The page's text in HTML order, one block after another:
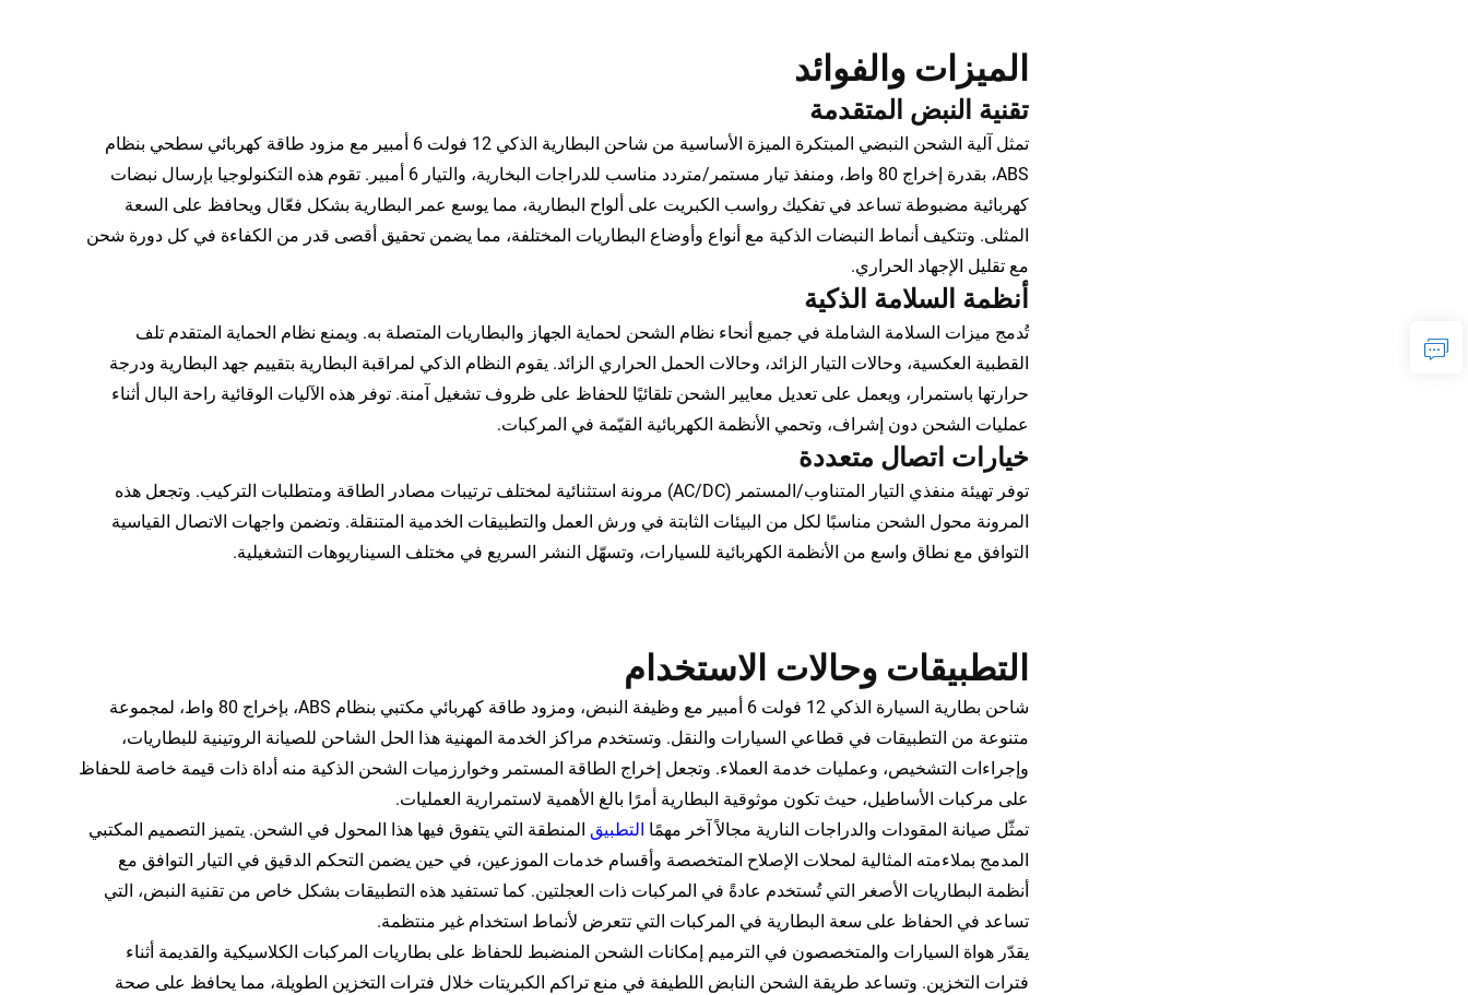
الميزات والفوائد
تقنية النبض المتقدمة
تمثل آلية الشحن النبضي المبتكرة الميزة الأساسية من شاحن البطارية الذكي 12 فولت 6 أمبير مع مزود طاقة كهربائي سطحي بنظام
ABS، بقدرة إخراج 80 واط، ومنفذ تيار مستمر/متردد مناسب للدراجات البخارية، والتيار 6 أمبير. تقوم هذه التكنولوجيا بإرسال نبضات
كهربائية مضبوطة تساعد في تفكيك رواسب الكبريت على ألواح البطارية، مما يوسع عمر البطارية بشكل فعّال ويحافظ على السعة
المثلى. وتتكيف أنماط النبضات الذكية مع أنواع وأوضاع البطاريات المختلفة، مما يضمن تحقيق أقصى قدر من الكفاءة في كل دورة شحن
مع تقليل الإجهاد الحراري.
أنظمة السلامة الذكية
تُدمج ميزات السلامة الشاملة في جميع أنحاء نظام الشحن لحماية الجهاز والبطاريات المتصلة به. ويمنع نظام الحماية المتقدم تلف
القطبية العكسية، وحالات التيار الزائد، وحالات الحمل الحراري الزائد. يقوم النظام الذكي لمراقبة البطارية بتقييم جهد البطارية ودرجة
حرارتها باستمرار، ويعمل على تعديل معايير الشحن تلقائيًا للحفاظ على ظروف تشغيل آمنة. توفر هذه الآليات الوقائية راحة البال أثناء
عمليات الشحن دون إشراف، وتحمي الأنظمة الكهربائية القيّمة في المركبات.
خيارات اتصال متعددة
توفر تهيئة منفذي التيار المتناوب/المستمر (AC/DC) مرونة استثنائية لمختلف ترتيبات مصادر الطاقة ومتطلبات التركيب. وتجعل هذه
المرونة محول الشحن مناسبًا لكل من البيئات الثابتة في ورش العمل والتطبيقات الخدمية المتنقلة. وتضمن واجهات الاتصال القياسية
التوافق مع نطاق واسع من الأنظمة الكهربائية للسيارات، وتسهّل النشر السريع في مختلف السيناريوهات التشغيلية.
التطبيقات وحالات الاستخدام
شاحن بطارية السيارة الذكي 12 فولت 6 أمبير مع وظيفة النبض، ومزود طاقة كهربائي مكتبي بنظام ABS، بإخراج 80 واط، لمجموعة
متنوعة من التطبيقات في قطاعي السيارات والنقل. وتستخدم مراكز الخدمة المهنية هذا الحل الشاحن للصيانة الروتينية للبطاريات،
وإجراءات التشخيص، وعمليات خدمة العملاء. وتجعل إخراج الطاقة المستمر وخوارزميات الشحن الذكية منه أداة ذات قيمة خاصة للحفاظ
على مركبات الأساطيل، حيث تكون موثوقية البطارية أمرًا بالغ الأهمية لاستمرارية العمليات.
تمثّل صيانة المقودات والدراجات النارية مجالاً آخر مهمًا التطبيق المنطقة التي يتفوق فيها هذا المحول في الشحن. يتميز التصميم المكتبي
المدمج بملاءمته المثالية لمحلات الإصلاح المتخصصة وأقسام خدمات الموزعين، في حين يضمن التحكم الدقيق في التيار التوافق مع
أنظمة البطاريات الأصغر التي تُستخدم عادةً في المركبات ذات العجلتين. كما تستفيد هذه التطبيقات بشكل خاص من تقنية النبض، التي
تساعد في الحفاظ على سعة البطارية في المركبات التي تتعرض لأنماط استخدام غير منتظمة.
يقدّر هواة السيارات والمتخصصون في الترميم إمكانات الشحن المنضبط للحفاظ على بطاريات المركبات الكلاسيكية والقديمة أثناء
فترات التخزين. وتساعد طريقة الشحن النابض اللطيفة في منع تراكم الكبريتات خلال فترات التخزين الطويلة، مما يحافظ على صحة